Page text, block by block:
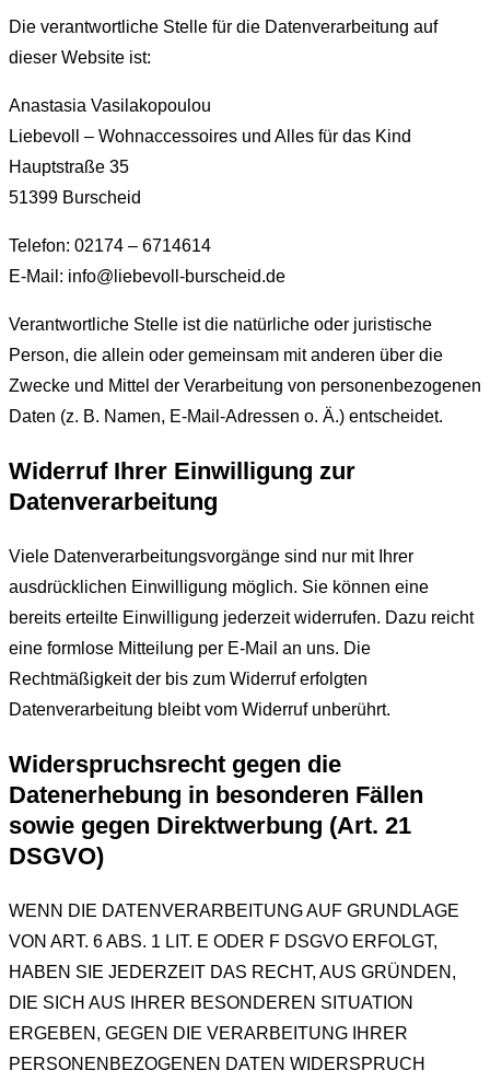
Die verantwortliche Stelle für die Datenverarbeitung auf
dieser Website ist:
Anastasia Vasilakopoulou
Liebevoll – Wohnaccessoires und Alles für das Kind
Hauptstraße 35
51399 Burscheid
Telefon: 02174 – 6714614
E-Mail: info@liebevoll-burscheid.de
Verantwortliche Stelle ist die natürliche oder juristische
Person, die allein oder gemeinsam mit anderen über die
Zwecke und Mittel der Verarbeitung von personenbezogenen
Daten (z. B. Namen, E-Mail-Adressen o. Ä.) entscheidet.
Widerruf Ihrer Einwilligung zur
Datenverarbeitung
Viele Datenverarbeitungsvorgänge sind nur mit Ihrer
ausdrücklichen Einwilligung möglich. Sie können eine
bereits erteilte Einwilligung jederzeit widerrufen. Dazu reicht
eine formlose Mitteilung per E-Mail an uns. Die
Rechtmäßigkeit der bis zum Widerruf erfolgten
Datenverarbeitung bleibt vom Widerruf unberührt.
Widerspruchsrecht gegen die
Datenerhebung in besonderen Fällen
sowie gegen Direktwerbung (Art. 21
DSGVO)
WENN DIE DATENVERARBEITUNG AUF GRUNDLAGE
VON ART. 6 ABS. 1 LIT. E ODER F DSGVO ERFOLGT,
HABEN SIE JEDERZEIT DAS RECHT, AUS GRÜNDEN,
DIE SICH AUS IHRER BESONDEREN SITUATION
ERGEBEN, GEGEN DIE VERARBEITUNG IHRER
PERSONENBEZOGENEN DATEN WIDERSPRUCH